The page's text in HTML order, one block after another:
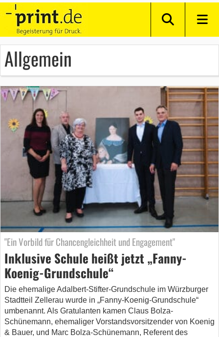
Allgemein
"Ein Vorbild für Chancengleichheit und Engagement"
Inklusive Schule heißt jetzt „Fanny-
Koenig-Grundschule“
Die ehemalige Adalbert-Stifter-Grundschule im Würzburger
Stadtteil Zellerau wurde in „Fanny-Koenig-Grundschule“
umbenannt. Als Gratulanten kamen Claus Bolza-
Schünemann, ehemaliger Vorstandsvorsitzender von Koenig
& Bauer, und Marc Bolza-Schünemann, Referent des